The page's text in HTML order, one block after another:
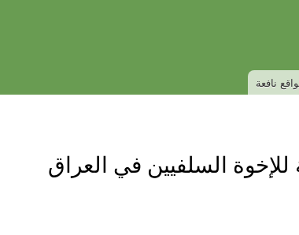
نافعة
السلفيين في العراق